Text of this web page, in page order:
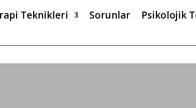
Teknikleri Sorunlar Psikolojik